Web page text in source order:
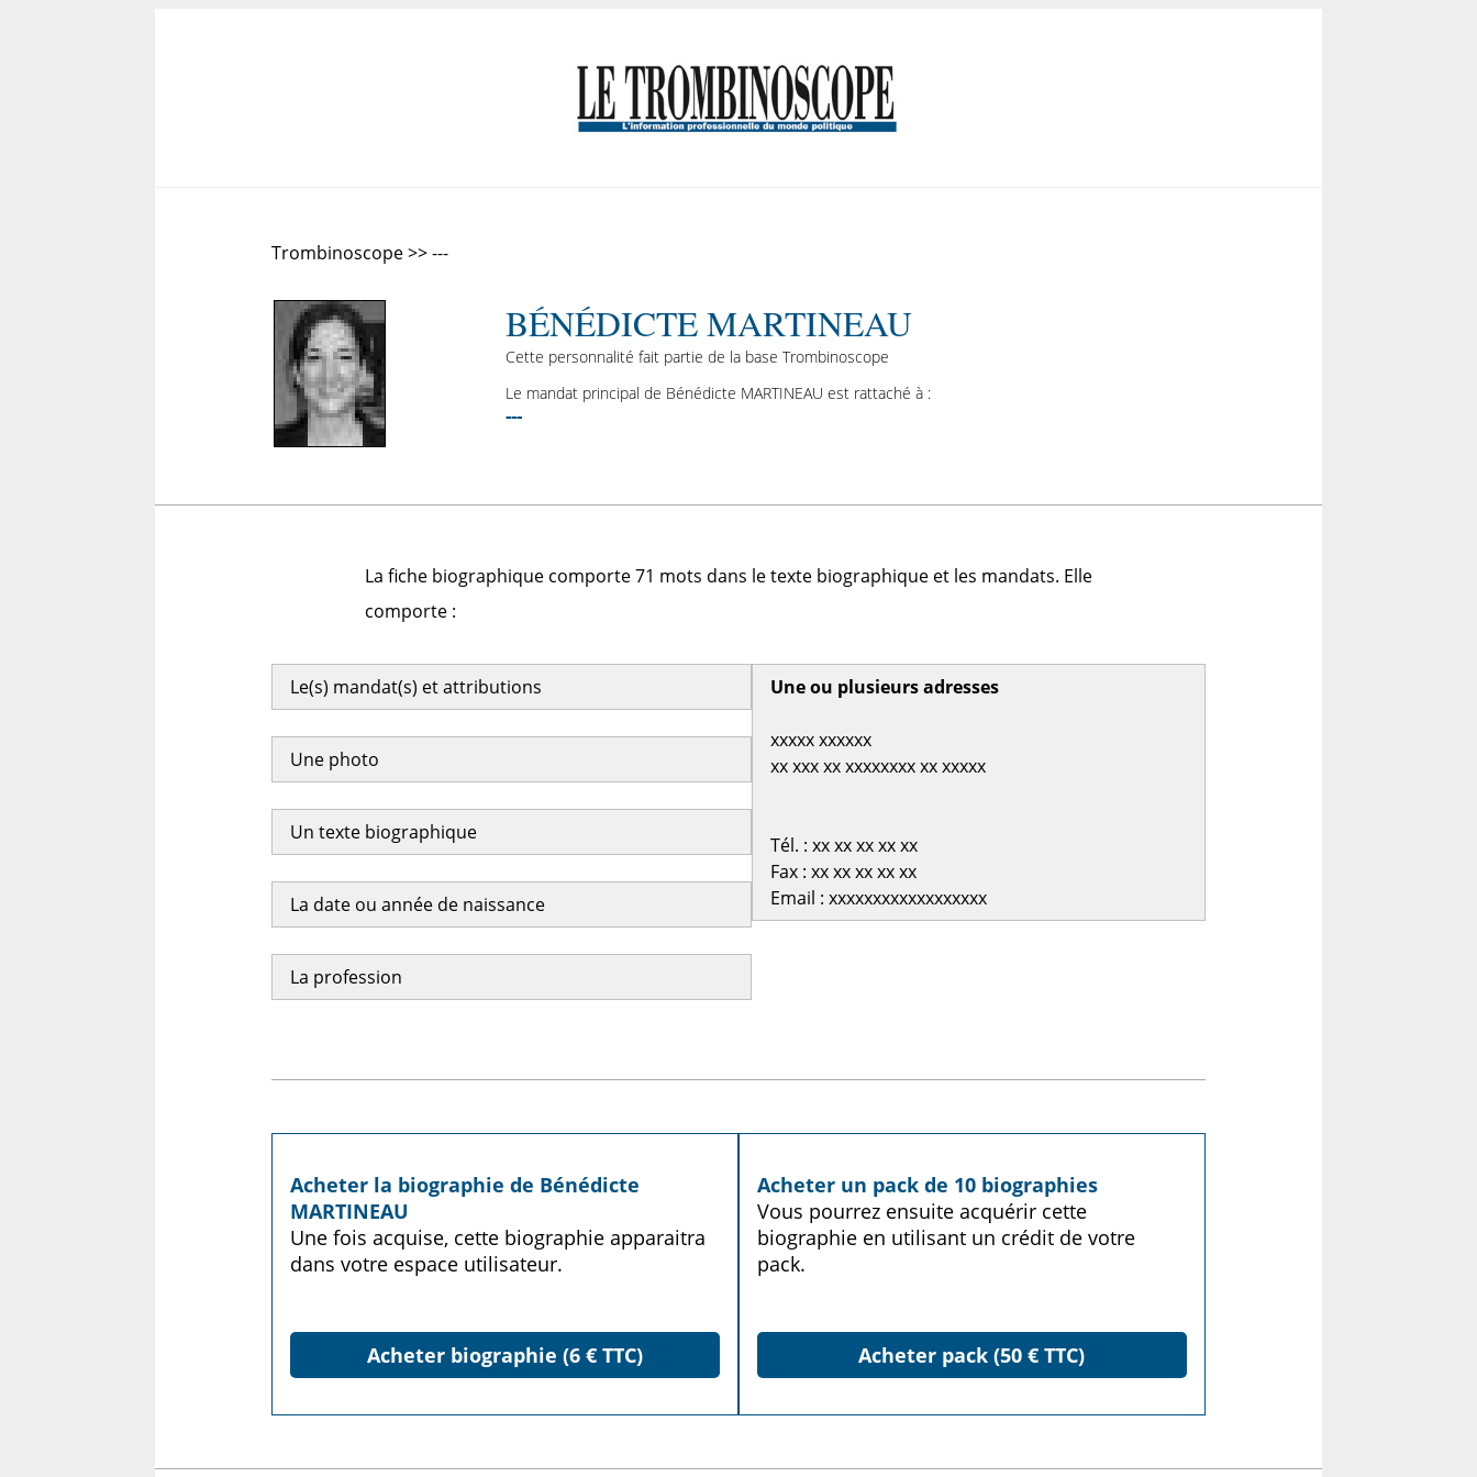
Trombinoscope >> ---
BÉNÉDICTE MARTINEAU
Cette personnalité fait partie de la base Trombinoscope
Le mandat principal de Bénédicte MARTINEAU est rattaché à :
---
La fiche biographique comporte 71 mots dans le texte biographique et les mandats. Elle
comporte :
Le(s) mandat(s) et attributions
Une photo
Un texte biographique
La date ou année de naissance
La profession
Une ou plusieurs adresses
xxxxx xxxxxx
xx xxx xx xxxxxxxx xx xxxxx
Tél. : xx xx xx xx xx
Fax : xx xx xx xx xx
Email : xxxxxxxxxxxxxxxxxx
Acheter la biographie de Bénédicte
MARTINEAU
Une fois acquise, cette biographie apparaitra
dans votre espace utilisateur.
Acheter biographie (6 € TTC)
Acheter un pack de 10 biographies
Vous pourrez ensuite acquérir cette
biographie en utilisant un crédit de votre
pack.
Acheter pack (50 € TTC)